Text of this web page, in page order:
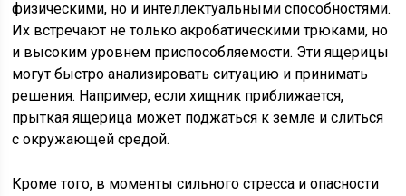
физическими, но и интеллектуальными способностями.
Их встречают не только акробатическими трюками, но
и высоким уровнем приспособляемости. Эти ящерицы
могут быстро анализировать ситуацию и принимать
решения. Например, если хищник приближается,
прыткая ящерица может поджаться к земле и слиться
с окружающей средой.
Кроме того, в моменты сильного стресса и опасности